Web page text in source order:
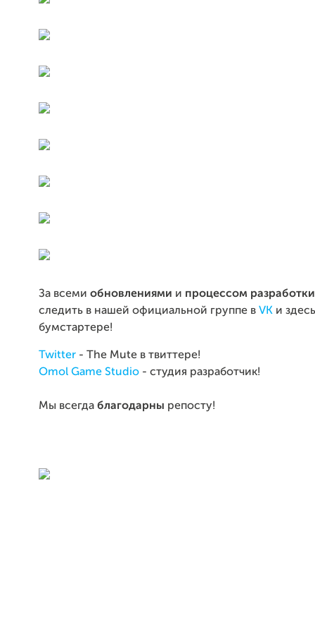
За всеми обновлениями и процессом разработки
следить в нашей официальной группе в VK и
бумстартере!
Twitter - The Mute в твиттере!
Omol Game Studio - студия разработчик!
Мы всегда благодарны репосту!